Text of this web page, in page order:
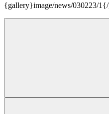
{gallery}image/news/030223/